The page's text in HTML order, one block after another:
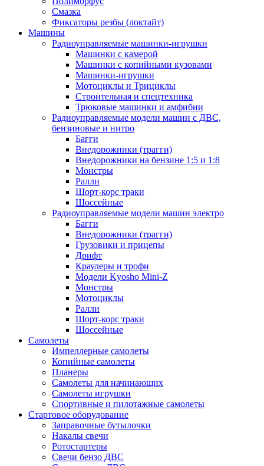
Смазка
Фиксаторы резбы (локтайт)
Машины
Радиоуправляемые машинки-игрушки
Машинки с камерой
Машинки с копийными кузовами
Машинки-игрушки
Мотоциклы и Трициклы
Строительная и спецтехника
Трюковые машинки и амфибии
Радиоуправляемые модели машин с ДВС,
бензиновые и нитро
Багги
Внедорожники (трагги)
Внедорожники на бензине 1:5 и 1:8
Монстры
Ралли
Шорт-корс траки
Шоссейные
Радиоуправляемые модели машин электро
Багги
Внедорожники (трагги)
Грузовики и прицепы
Дрифт
Краулеры и трофи
Модели Kyosho Mini-Z
Монстры
Мотоциклы
Ралли
Шорт-корс траки
Шоссейные
Самолеты
Импеллерные самолеты
Копийные самолеты
Планеры
Самолеты для начинающих
Самолеты игрушки
Спортивные и пилотажные самолеты
Стартовое оборудование
Заправочные бутылочки
Накалы свечи
Ротостартеры
Свечи бензо ДВС